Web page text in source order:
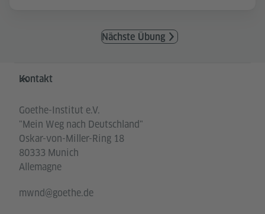
Nächste Übung
Service- und Informationsbereich
Kontakt
Goethe-Institut e.V.
"Mein Weg nach Deutschland"
Oskar-von-Miller-Ring 18
80333 Munich
Allemagne
mwnd@goethe.de